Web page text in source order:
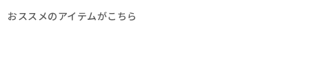
おススメのアイテムがこちら